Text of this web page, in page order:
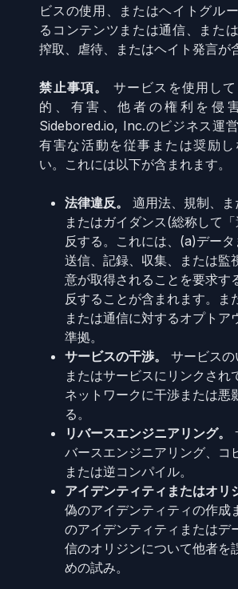
ビスの使用、またはヘイトグル
るコンテンツまたは通信、また
搾取、虐待、またはヘイト発言が
禁止事項。
サービスを使用し
的、有害、他者の権利を侵
Sidebored.io, Inc.のビジネス運
有害な活動を従事または奨励し
い。これには以下が含まれます。
法律違反。
適用法、規制、
またはガイダンス(総称して
反する。これには、(a)デー
送信、記録、収集、または監
意が取得されることを要求す
反することが含まれます。ま
または通信に対するオプトア
準拠。
サービスの干渉。
サービス
またはサービスにリンクされ
ネットワークに干渉または悪
る。
リバースエンジニアリング。
バースエンジニアリング、コ
または逆コンパイル。
アイデンティティまたはオリ
偽のアイデンティティの作成
のアイデンティティまたはデ
信のオリジンについて他者を
めの試み。